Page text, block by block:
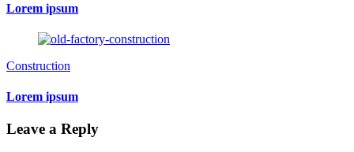
Lorem ipsum
Construction
Lorem ipsum
Leave a Reply